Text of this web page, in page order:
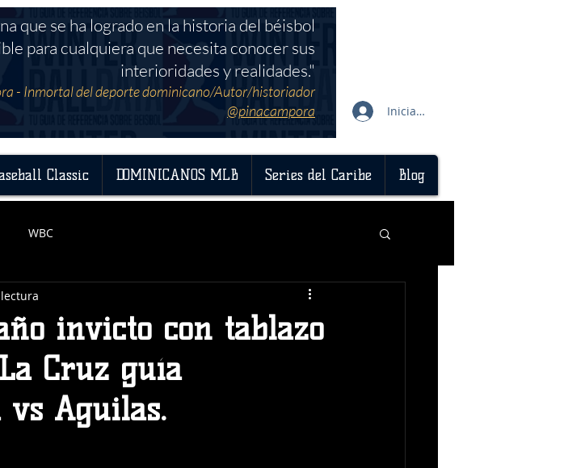
Iniciar sesión
Classic DOMINICANOS MLB Series del Caribe Blog
que se ha logrado en la historia del béisbol
para cualquiera que necesita conocer sus
interioridades y realidades."
- Inmortal del deporte dominicano/Autor/historiador
@pinacampora
WBC
invicto con tablazo
Cruz guía
Aguilas.